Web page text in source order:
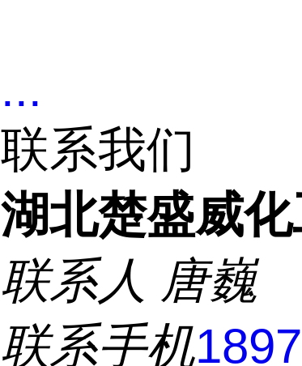
...
联系我们
湖北楚盛威
联系人 唐巍
联系手机